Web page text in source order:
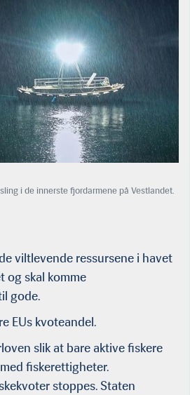
i de innerste fjordarmene på Vestlandet.
viltlevende ressursene i havet
og skal komme
gode.
EUs kvoteandel.
slik at bare aktive fiskere
fiskerettigheter.
stoppes. Staten